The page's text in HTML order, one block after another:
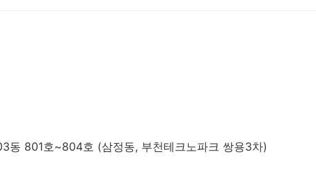
동 801호~804호 (삼정동, 부천테크노파크 쌍용3차)